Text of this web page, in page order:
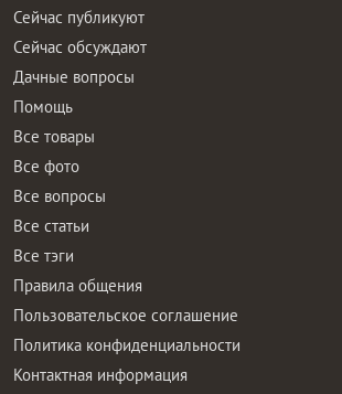
Сейчас публикуют
Сейчас обсуждают
Дачные вопросы
Помощь
Все товары
Все фото
Все вопросы
Все статьи
Все тэги
Правила общения
Пользовательское соглашение
Политика конфиденциальности
Контактная информация